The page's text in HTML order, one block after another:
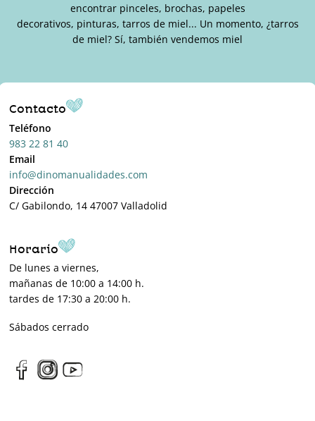
encontrar pinceles, brochas, papeles
decorativos, pinturas, tarros de miel... Un momento, ¿tarros
de miel? Sí, también vendemos miel
Contacto
Teléfono
983 22 81 40
Email
info@dinomanualidades.com
Dirección
C/ Gabilondo, 14 47007 Valladolid
Horario
De lunes a viernes,
mañanas de 10:00 a 14:00 h.
tardes de 17:30 a 20:00 h.
Sábados cerrado